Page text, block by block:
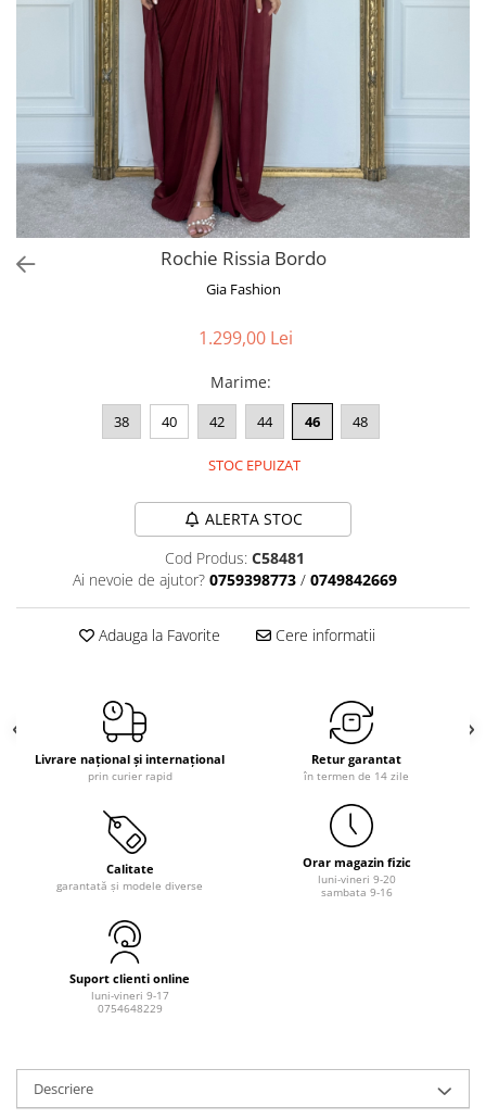
Blanuri
Paltoane
Sacouri
Tricouri
Traditional
Rochie Rissia Bordo
Gia Fashion
1.299,00 Lei
Marime:
38 40 42 44 46 48
STOC EPUIZAT
ALERTA STOC
Cod Produs: C58481
Ai nevoie de ajutor? 0759398773 / 0749842669
Adauga la Favorite Cere informatii
Livrare național și internațional
prin curier rapid
Retur garantat
în termen de 14 zile
Calitate
garantată și modele diverse
Orar magazin fizic
luni-vineri 9-20
sambata 9-16
Suport clienti online
luni-vineri 9-17
0754648229
Descriere